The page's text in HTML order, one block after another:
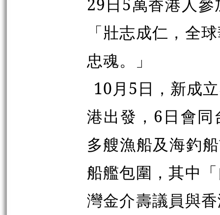
「壯志成仁，全
忠魂。」
10月5日，新成
港出發，6日會
多艘漁船及海釣
船艦包圍，其中
灣金介壽議員與